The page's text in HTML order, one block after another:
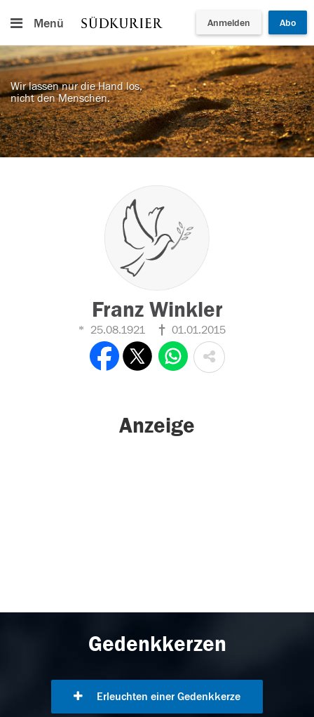
Menü Anmelden Abo
Wir lassen nur die Hand los,
nicht den Menschen.
Franz Winkler
25.08.1921 01.01.2015
Anzeige
Gedenkkerzen
Erleuchten einer Gedenkkerze